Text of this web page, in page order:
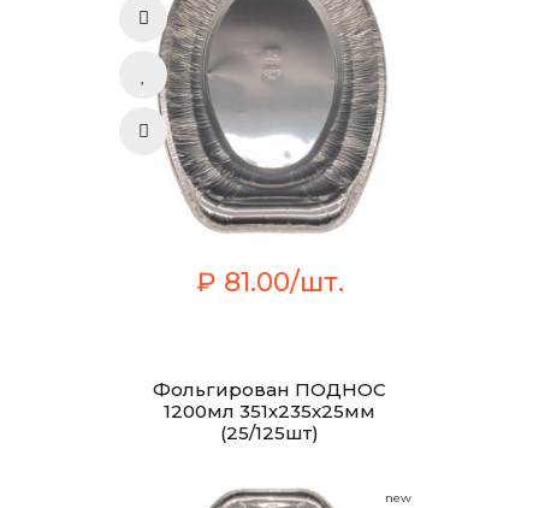
₽ 81.00/шт.
Фольгирован ПОДНОС
1200мл 351х235х25мм
(25/125шт)
new